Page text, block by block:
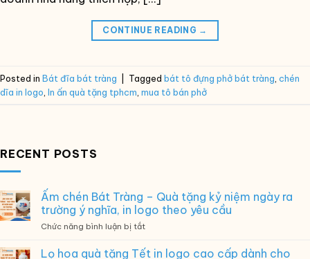
CONTINUE READING →
Posted in Bát đĩa bát tràng Tagged bát tô đựng phở bát tràng chén
dĩa in logo In ấn quà tặng tphcm mua tô bán phở
RECENT POSTS
Ấm chén Bát Tràng – Quà tặng kỷ niệm ngày ra
trường ý nghĩa, in logo theo yêu cầu
Chức năng bình luận bị tắtở
chén
Lọ hoa quà tặng Tết in logo cao cấp dành cho